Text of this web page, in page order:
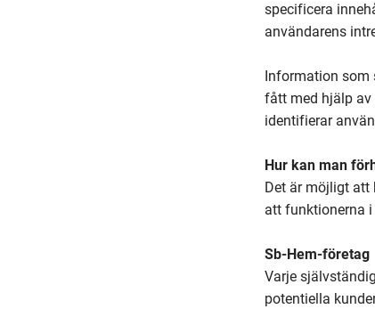
specificera
användarens
Information
fått med hjälp av
identifierar
Hur kan man
Det är möjligt att
att funktionerna
Sb-Hem-företag
Varje
potentiella